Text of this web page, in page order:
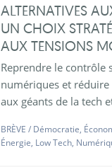
ALTERNATIVES
UN CHOIX
AUX TENSIONS
Reprendre le contrôle
numériques et réduire
aux géants de la tech
BRÈVE / Démocratie,
Énergie, Low Tech,